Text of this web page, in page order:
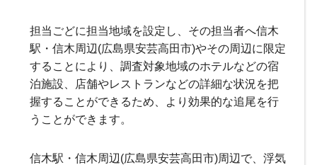
担当ごどに担当地域を設定し、その担当者へ信木
駅・信木周辺(広島県安芸高田市)やその周辺に限定
することにより、調査対象地域のホテルなどの宿
泊施設、店舗やレストランなどの詳細な状況を把
握することができるため、より効果的な追尾を行
うことができます。
信木駅・信木周辺(広島県安芸高田市)周辺で、浮気